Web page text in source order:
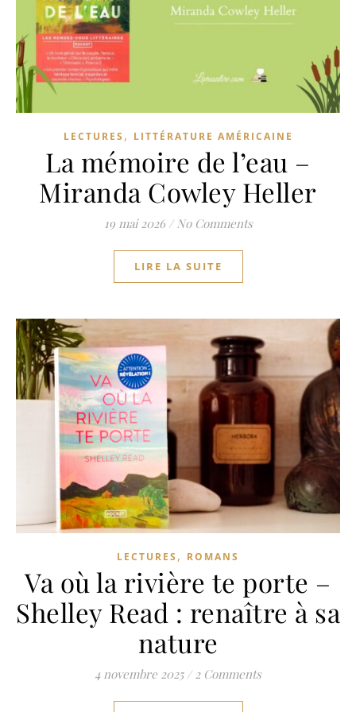
LECTURES , LITTÉRATURE AMÉRICAINE
La mémoire de l’eau –
Miranda Cowley Heller
19 mai 2026 / No Comments
LIRE LA SUITE
LECTURES , ROMANS
Va où la rivière te porte –
Shelley Read : renaître à sa
nature
4 novembre 2025 / 2 Comments